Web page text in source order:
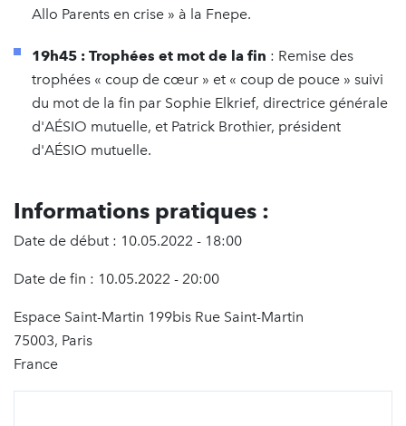
Allo Parents en crise » à la Fnepe.
19h45 : Trophées et mot de la fin : Remise des
trophées « coup de cœur » et « coup de pouce » suivi
du mot de la fin par Sophie Elkrief, directrice générale
d'AÉSIO mutuelle, et Patrick Brothier, président
d'AÉSIO mutuelle.
Informations pratiques :
Date de début : 10.05.2022 - 18:00
Date de fin : 10.05.2022 - 20:00
Espace Saint-Martin 199bis Rue Saint-Martin
75003, Paris
France